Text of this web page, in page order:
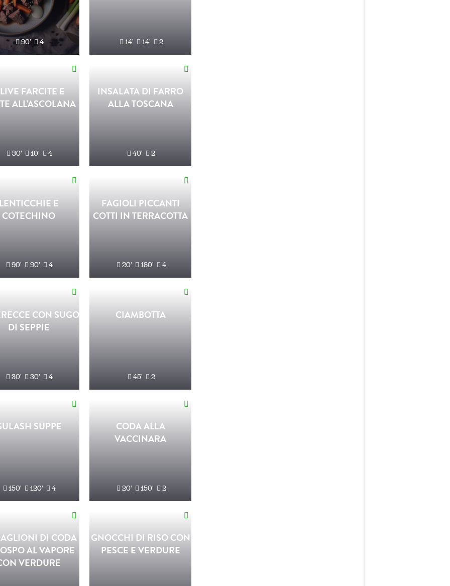
90' 4 14' 14' 2
FARCITE E
ALL'ASCOLANA
30' 10' 4
INSALATA DI FARRO
ALLA TOSCANA
40' 2
LENTICCHIE E
COTECHINO
90' 90' 4
FAGIOLI PICCANTI
COTTI IN TERRACOTTA
20' 180' 4
CON SUGO
DI SEPPIE
30' 30' 4
CIAMBOTTA
45' 2
SUPPE
150' 120' 4
CODA ALLA
VACCINARA
20' 150' 2
DI CODA
AL VAPORE
VERDURE
GNOCCHI DI RISO CON
PESCE E VERDURE